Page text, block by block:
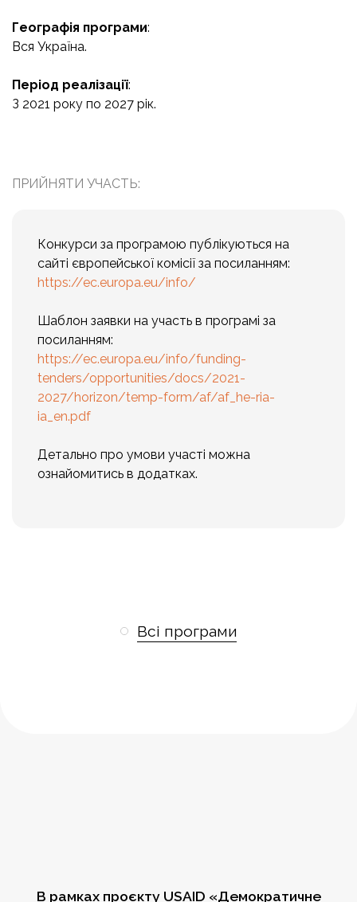
Географія програми:
Вся Україна.
Період реалізації:
З 2021 року по 2027 рік.
ПРИЙНЯТИ УЧАСТЬ:
Конкурси за програмою публікуються на
сайті європейської комісії за посиланням:
https://ec.europa.eu/info/
Шаблон заявки на участь в програмі за
посиланням:
https://ec.europa.eu/info/funding-
tenders/opportunities/docs/2021-
2027/horizon/temp-form/af/af_he-ria-
ia_en.pdf
Детально про умови участі можна
ознайомитись в додатках.
Всі програми
В рамках проєкту USAID «Демократичне